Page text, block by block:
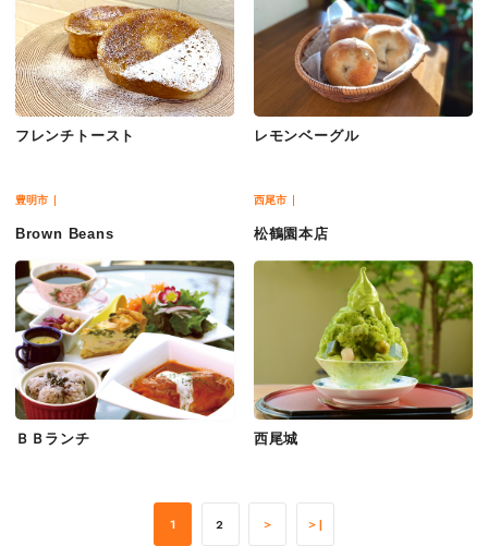
フレンチトースト レモンベーグル
豊明市
Brown Beans
ＢＢランチ
西尾市
松鶴園本店
西尾城
1 2 ＞ ＞|